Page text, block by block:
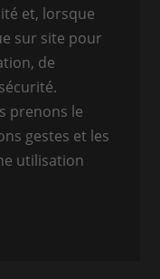
et, lorsque
sur site pour
de
prenons le
gestes et les
utilisation